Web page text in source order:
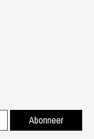
Abonneer